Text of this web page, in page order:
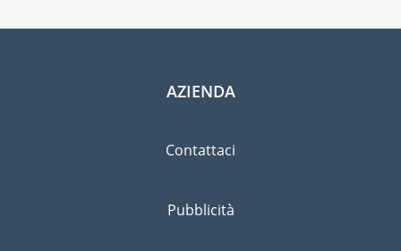
AZIENDA
Contattaci
Pubblicità